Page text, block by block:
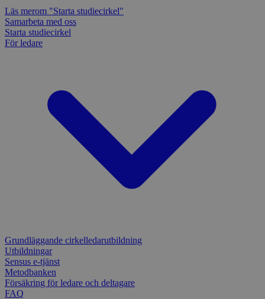
Läs merom "Starta studiecirkel"
Samarbeta med oss
Starta studiecirkel
För ledare
Grundläggande cirkelledarutbildning
Utbildningar
Sensus e-tjänst
Metodbanken
Försäkring för ledare och deltagare
FAQ